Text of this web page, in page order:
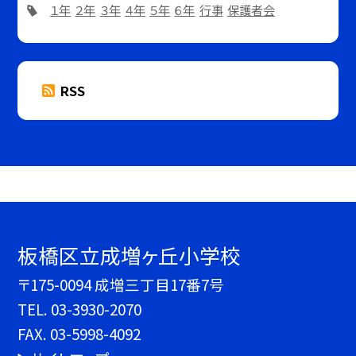
１年 ２年 ３年 ４年 ５年 ６年 行事 保護者会
RSS
板橋区立成増ヶ丘小学校
〒175-0094 成増三丁目17番7号
TEL. 03-3930-2070
FAX. 03-5998-4092